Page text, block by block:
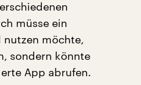
müsse ein
nutzen möchte,
sondern könnte
App abrufen.